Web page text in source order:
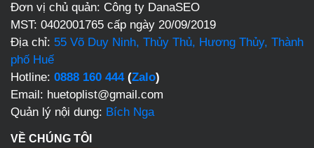
Đơn vị chủ quản: Công ty DanaSEO
MST: 0402001765 cấp ngày 20/09/2019
Địa chỉ: 55 Võ Duy Ninh, Thủy Thủ, Hương Thủy, Thành
phố Huế
Hotline: 0888 160 444(Zalo)
Email: huetoplist@gmail.com
Quản lý nội dung: Bích Nga
VỀ CHÚNG TÔI